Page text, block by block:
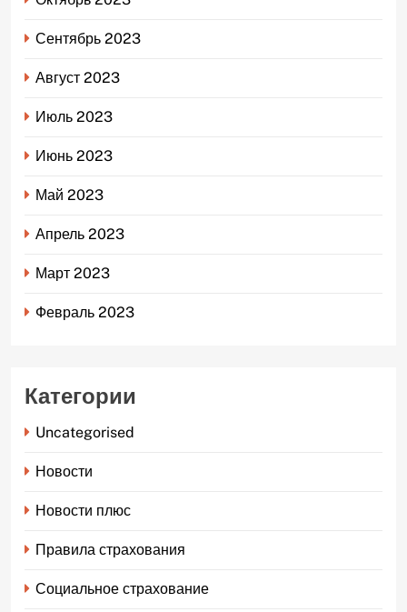
Сентябрь 2023
Август 2023
Июль 2023
Июнь 2023
Май 2023
Апрель 2023
Март 2023
Февраль 2023
Категории
Uncategorised
Новости
Новости плюс
Правила страхования
Социальное страхование